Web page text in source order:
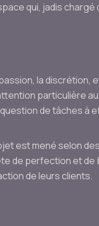
qui, jadis chargé
la discrétion,
particulière
de tâches à
est mené selon
de perfection et de
de leurs clients.